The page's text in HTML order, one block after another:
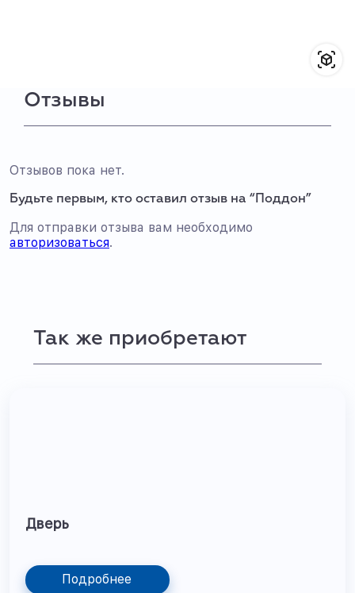
Отзывы
Отзывов пока нет.
Будьте первым, кто оставил отзыв на “Поддон”
Для отправки отзыва вам необходимо
авторизоваться.
Так же приобретают
Дверь
Подробнее